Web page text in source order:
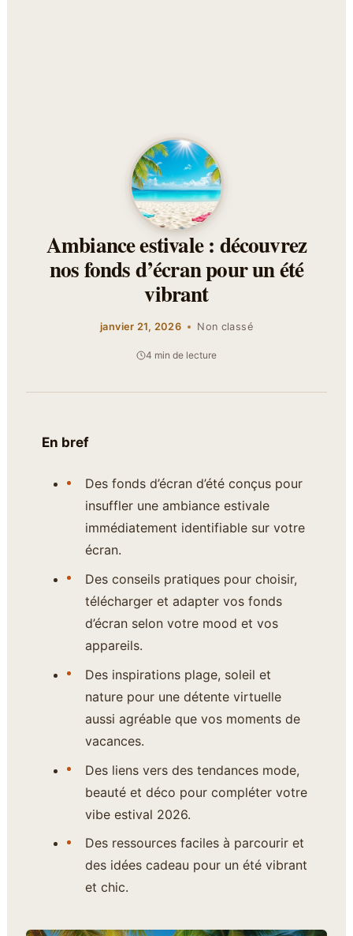
Ambiance estivale : découvrez
nos fonds d’écran pour un été
vibrant
janvier 21, 2026 Non classé
4 min de lecture
En bref
Des fonds d’écran d’été conçus pour
insuffler une ambiance estivale
immédiatement identifiable sur votre
écran.
Des conseils pratiques pour choisir,
télécharger et adapter vos fonds
d’écran selon votre mood et vos
appareils.
Des inspirations plage, soleil et
nature pour une détente virtuelle
aussi agréable que vos moments de
vacances.
Des liens vers des tendances mode,
beauté et déco pour compléter votre
vibe estival 2026.
Des ressources faciles à parcourir et
des idées cadeau pour un été vibrant
et chic.